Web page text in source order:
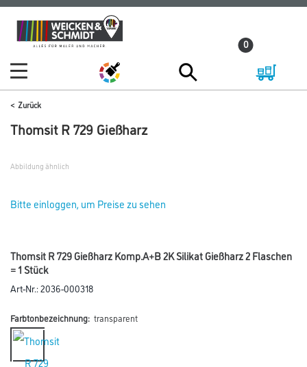
Zum
Inhalt
Zum
Navigationsmenü
0
Zurück
Thomsit R 729 Gießharz
Abbildung ähnlich
Bitte einloggen, um Preise zu sehen
Thomsit R 729 Gießharz Komp.A+B 2K Silikat Gießharz 2 Flaschen
= 1 Stück
Art-Nr.:2036-000318
Farbtonbezeichnung: transparent